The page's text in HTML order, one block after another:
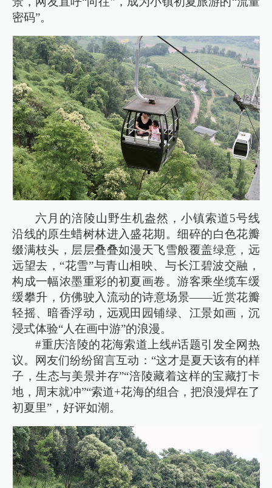
密码”。
六月的涪陵山野生机盎然，小镇索道5号线
沿线的原生蜡树林进入盛花期。细碎的白色花瓣
缀满枝头，层层叠叠如漫天飞雪般覆盖绿意，远
远望去，“花雪”与青山相映、与长江碧波交融，
构成一幅浓墨重彩的初夏画卷。游客乘坐缆车缓
缓攀升，仿佛驶入流动的诗意场景——近赏花瓣
轻摇、暗香浮动，远观田园铺绿、江景如画，沉
浸式体验“人在画中游”的浪漫。
#重庆涪陵的花海索道上线#话题引发全网热
议。网友们纷纷留言互动：“这才是夏天该有的样
子，生态与美景并存”“涪陵藏着这样的宝藏打卡
地，周末就冲”“索道+花海的组合，把浪漫焊在了
初夏里”，好评如潮。